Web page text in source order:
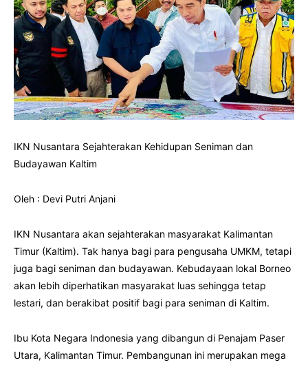
IKN Nusantara Sejahterakan Kehidupan Seniman dan
Budayawan Kaltim
Oleh : Devi Putri Anjani
IKN Nusantara akan sejahterakan masyarakat Kalimantan
Timur (Kaltim). Tak hanya bagi para pengusaha UMKM, tetapi
juga bagi seniman dan budayawan. Kebudayaan lokal Borneo
akan lebih diperhatikan masyarakat luas sehingga tetap
lestari, dan berakibat positif bagi para seniman di Kaltim.
Ibu Kota Negara Indonesia yang dibangun di Penajam Paser
Utara, Kalimantan Timur. Pembangunan ini merupakan mega